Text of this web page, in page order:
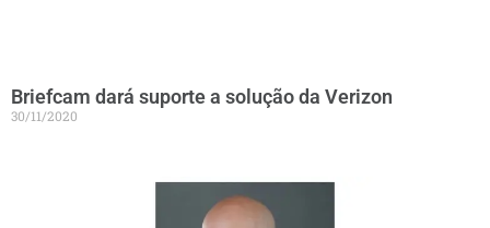
Briefcam dará suporte a solução da Verizon
30/11/2020